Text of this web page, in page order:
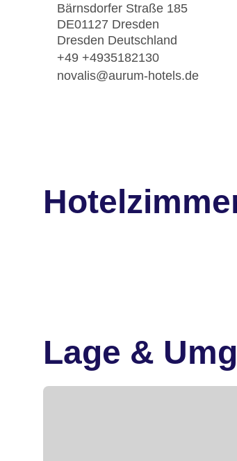
Bärnsdorfer Straße 185
DE01127 Dresden
Dresden Deutschland
+49 +4935182130
novalis@aurum-hotels.de
Lage &